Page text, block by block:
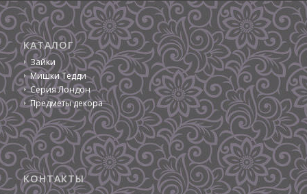
КАТАЛОГ
Зайки
Мишки Тедди
Серия Лондон
Предметы декора
КОНТАКТЫ